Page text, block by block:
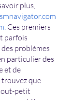
plus,
Ces premiers
parfois
problèmes
particulier des
et de
que
petit
problèmes,